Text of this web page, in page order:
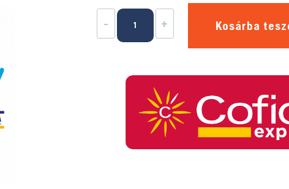
-
Tavaszi
motorhoz
mennyiség
+ Kosárba